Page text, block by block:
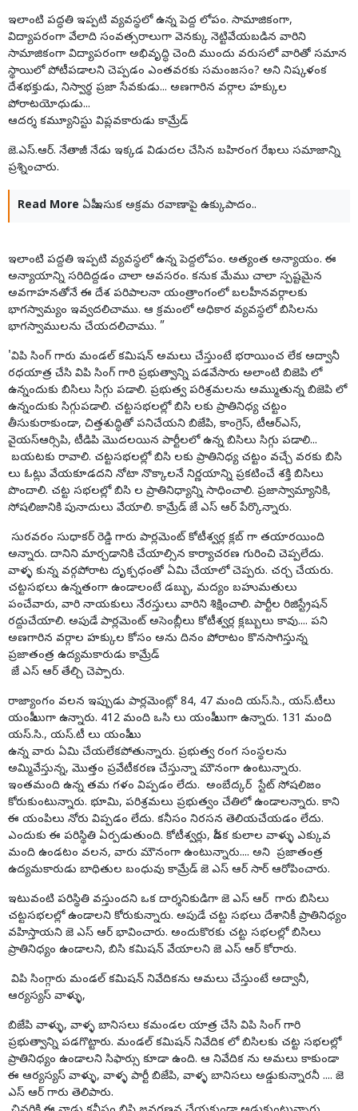
ఇలాంటి పద్ధతి ఇప్పటి వ్యవస్థలో ఉన్న పెద్ద లోపం. సామాజికంగా,
విద్యాపరంగా వేలాది సంవత్సరాలుగా వెనక్కు నెట్టివేయబడిన వారిని
సామాజికంగా విద్యాపరంగా అభివృద్ధి చెంది ముందు వరుసలో వారితో సమాన
స్థాయిలో పోటీపడాలని చెప్పడం ఎంతవరకు సమంజసం? అని నిష్కళంక
దేశభక్తుడు, నిస్వార్థ ప్రజా సేవకుడు... అణగారిన వర్గాల హక్కుల
పోరాటయోధుడు...
ఆదర్శ కమ్యూనిస్టు విప్లవకారుడు కామ్రేడ్
జె.ఎస్.ఆర్. నేతాజీ నేడు ఇక్కడ విడుదల చేసిన బహిరంగ రేఖలు సమాజాన్ని
ప్రశ్నించారు.
Read More ఏపీ ఇసుక అక్రమ రవాణాపై ఉక్కుపాదం..
ఇలాంటి పద్దతి ఇప్పటి వ్యవస్థలో ఉన్న పెద్దలోపం. అత్యంత అన్యాయం. ఈ
అన్యాయాన్ని సరిదిద్దడం చాలా అవసరం. కనుక మేము చాలా స్పష్టమైన
అవగాహనతోనే ఈ దేశ పరిపాలనా యంత్రాంగంలో బలహీనవర్గాలకు
భాగస్వామ్యం ఇవ్వదలిచాము. ఆ క్రమంలో అధికార వ్యవస్థలో బిసిలను
భాగస్వాములను చేయదలిచాము. ”
'విపి సింగ్ గారు మండల్ కమిషన్ అమలు చేస్తుంటే భరాయించ లేక అద్వానీ
రధయాత్ర చేసి విపి సింగ్ గారి ప్రభుత్వాన్ని పడవేసారు అలాంటి బిజెపి లో
ఉన్నందుకు బిసిలు సిగ్గు పడాలి. ప్రభుత్వ పరిశ్రమలను అమ్ముతున్న బిజెపి లో
ఉన్నందుకు సిగ్గుపడాలి. చట్టసభలల్లో బిసి లకు ప్రాతినిధ్య చట్టం
తీసుకురాకుండా, చిత్తశుద్ధితో పనిచేయని బిజేపి, కాంగ్రెస్, టీఆర్ఎస్,
వైయస్ఆర్సిపి, టీడిపి మొదలయిన పార్టీలలో ఉన్న బిసిలు సిగ్గు పడాలి...
బయటకు రావాలి. చట్టసభలల్లో బిసి లకు ప్రాతినిధ్య చట్టం వచ్చే వరకు బిసి
లు ఓట్లు వేయకూడదని నోటా నొక్కాలనే నిర్ణయాన్ని ప్రకటించే శక్తి బిసిలు
పొందాలి. చట్ట సభలల్లో బిసి ల ప్రాతినిధ్యాన్ని సాధించాలి. ప్రజాస్వామ్యానికి,
సోషలిజానికి పునాదులు వేయాలి. కామ్రేడ్ జే ఎస్ ఆర్ పేర్కొన్నారు.
సురవరం సుధాకర్ రెడ్డి గారు పార్లమెంట్ కోటీశ్వర్ల క్లబ్ గా తయారయింది
అన్నారు. దానిని మార్చడానికి చేయాల్సిన కార్యాచరణ గురించి చెప్పలేదు.
వాళ్ళ కున్న వర్గపోరాట దృక్పధంతో ఏమి చేయాలో చెప్పరు. చర్చ చేయరు.
చట్టసభలు ఉన్నతంగా ఉండాలంటే డబ్బు, మద్యం బహుమతులు
పంచేవారు, వారి నాయకులు నేరస్తులు వారిని శిక్షించాలి. పార్టీల రిజిస్ట్రేషన్
రద్దుచేయాలి. అపుడే పార్లమెంట్ అసెంబ్లీలు కోటీశ్వర్ల క్లబ్బులు కావు.... పని
అణగారిన వర్గాల హక్కుల కోసం అను దినం పోరాటం కొనసాగిస్తున్న
ప్రజాతంత్ర ఉద్యమకారుడు కామ్రేడ్
జే ఎస్ ఆర్ తేల్చి చెప్పారు.
రాజ్యాంగం వలన ఇప్పుడు పార్లమెంట్లో 84, 47 మంది యస్.సి., యస్.టీలు
యంపీ లుగా ఉన్నారు. 412 మంది ఒసి లు యంపీ లుగా ఉన్నారు. 131 మంది
యస్.సి., యస్.టీ లు యంపీ లు
ఉన్న వారు ఏమి చేయలేకపోతున్నారు. ప్రభుత్వ రంగ సంస్థలను
అమ్మివేస్తున్న, మొత్తం ప్రవేటీకరణ చేస్తున్నా మౌనంగా ఉంటున్నారు.
ఇంతమంది ఉన్న తమ గళం విప్పడం లేదు. అంబేద్కర్ స్టేట్ సోషలిజం
కోరుకుంటున్నారు. భూమి, పరిశ్రమలు ప్రభుత్వం చేతిలో ఉండాలన్నారు. కాని
ఈ యంపిలు నోరు విప్పడం లేదు. కనీసం నిరసన తెలియచేయడం లేదు.
ఎందుకు ఈ పరిస్థితి ఏర్పడుతుంది. కోటీశ్వర్లు, పీడక కులాల వాళ్ళు ఎక్కువ
మంది ఉండటం వలన, వారు మౌనంగా ఉంటున్నారు.... అని ప్రజాతంత్ర
ఉద్యమకారుడు బాధితుల బంధువు కామ్రేడ్ జె ఎస్ ఆర్ సార్ ఆరోపించారు.
ఇటువంటి పరిస్థితి వస్తుందని ఒక దార్శనికుడిగా జె ఎస్ ఆర్ గారు బిసిలు
చట్టసభలల్లో ఉండాలని కోరుకున్నారు. అపుడే చట్ట సభలు దేశానికీ ప్రాతినిధ్యం
వహిస్తాయని జె ఎస్ ఆర్ భావించారు. అందుకొరకు చట్ట సభలల్లో బిసిలు
ప్రాతినిధ్యం ఉండాలని, బిసి కమిషన్ వేయాలని జె ఎస్ ఆర్ కోరారు.
విపి సింగ్గారు మండల్ కమిషన్ నివేదికను అమలు చేస్తుంటే అద్వానీ,
ఆర్యస్యస్ వాళ్ళు,
బిజేపి వాళ్ళు, వాళ్ళ బానిసలు కమండల యాత్ర చేసి విపి సింగ్ గారి
ప్రభుత్వాన్ని పడగొట్టారు. మండల్ కమిషన్ నివేదిక లో బిసిలకు చట్ట సభలల్లో
ప్రాతినిధ్యం ఉండాలని సిఫార్సు కూడా ఉంది. ఆ నివేదిక ను అమలు కాకుండా
ఈ ఆర్యస్యస్ వాళ్ళు, వాళ్ళ పార్టీ బిజేపి, వాళ్ళ బానిసలు అడ్డుకున్నారనీ .... జె
ఎస్ ఆర్ గారు తెలిపారు.